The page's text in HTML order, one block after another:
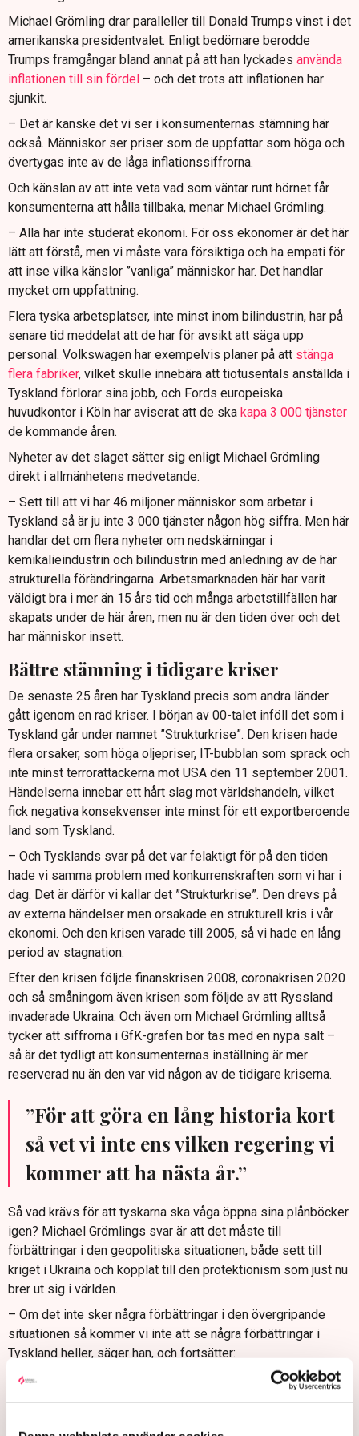
Michael Grömling drar paralleller till Donald Trumps vinst i det
amerikanska presidentvalet. Enligt bedömare berodde
Trumps framgångar bland annat på att han lyckades använda
inflationen till sin fördel – och det trots att inflationen har
sjunkit.
– Det är kanske det vi ser i konsumenternas stämning här
också. Människor ser priser som de uppfattar som höga och
övertygas inte av de låga inflationssiffrorna.
Och känslan av att inte veta vad som väntar runt hörnet får
konsumenterna att hålla tillbaka, menar Michael Grömling.
– Alla har inte studerat ekonomi. För oss ekonomer är det här
lätt att förstå, men vi måste vara försiktiga och ha empati för
att inse vilka känslor ”vanliga” människor har. Det handlar
mycket om uppfattning.
Flera tyska arbetsplatser, inte minst inom bilindustrin, har på
senare tid meddelat att de har för avsikt att säga upp
personal. Volkswagen har exempelvis planer på att stänga
flera fabriker, vilket skulle innebära att tiotusentals anställda i
Tyskland förlorar sina jobb, och Fords europeiska
huvudkontor i Köln har aviserat att de ska kapa 3 000 tjänster
de kommande åren.
Nyheter av det slaget sätter sig enligt Michael Grömling
direkt i allmänhetens medvetande.
– Sett till att vi har 46 miljoner människor som arbetar i
Tyskland så är ju inte 3 000 tjänster någon hög siffra. Men här
handlar det om flera nyheter om nedskärningar i
kemikalieindustrin och bilindustrin med anledning av de här
strukturella förändringarna. Arbetsmarknaden här har varit
väldigt bra i mer än 15 års tid och många arbetstillfällen har
skapats under de här åren, men nu är den tiden över och det
har människor insett.
Bättre stämning i tidigare kriser
De senaste 25 åren har Tyskland precis som andra länder
gått igenom en rad kriser. I början av 00-talet inföll det som i
Tyskland går under namnet ”Strukturkrise”. Den krisen hade
flera orsaker, som höga oljepriser, IT-bubblan som sprack och
inte minst terrorattackerna mot USA den 11 september 2001.
Händelserna innebar ett hårt slag mot världshandeln, vilket
fick negativa konsekvenser inte minst för ett exportberoende
land som Tyskland.
– Och Tysklands svar på det var felaktigt för på den tiden
hade vi samma problem med konkurrenskraften som vi har i
dag. Det är därför vi kallar det ”Strukturkrise”. Den drevs på
av externa händelser men orsakade en strukturell kris i vår
ekonomi. Och den krisen varade till 2005, så vi hade en lång
period av stagnation.
Efter den krisen följde finanskrisen 2008, coronakrisen 2020
och så småningom även krisen som följde av att Ryssland
invaderade Ukraina. Och även om Michael Grömling alltså
tycker att siffrorna i GfK-grafen bör tas med en nypa salt –
så är det tydligt att konsumenternas inställning är mer
reserverad nu än den var vid någon av de tidigare kriserna.
”För att göra en lång historia kort
så vet vi inte ens vilken regering vi
kommer att ha nästa år.”
Så vad krävs för att tyskarna ska våga öppna sina plånböcker
igen? Michael Grömlings svar är att det måste till
förbättringar i den geopolitiska situationen, både sett till
kriget i Ukraina och kopplat till den protektionism som just nu
brer ut sig i världen.
– Om det inte sker några förbättringar i den övergripande
situationen så kommer vi inte att se några förbättringar i
Tyskland heller, säger han, och fortsätter:
– Det betyder förstås inte att vi inte kan göra någonting för